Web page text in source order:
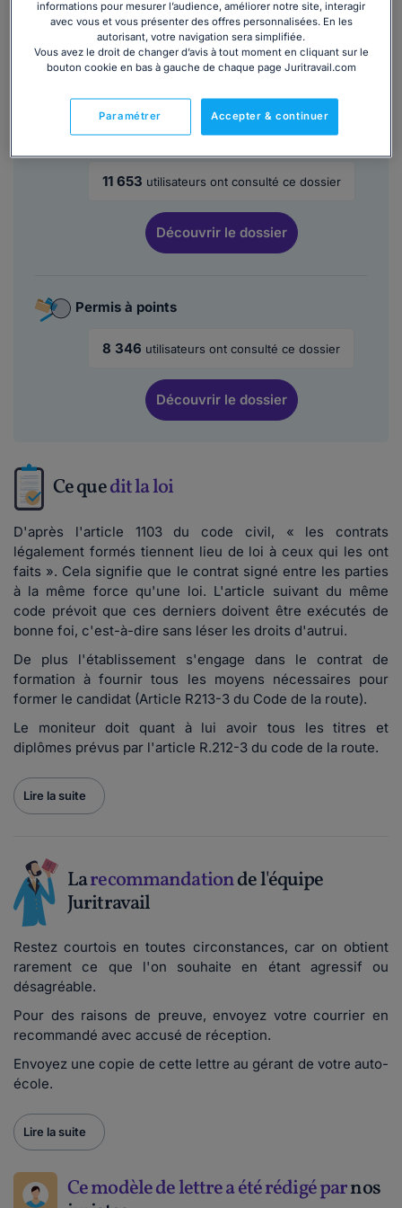
Cemodèle de lettreest inclus dans
plusieurs dossiers :
Recours en cas de conflit avec l’auto-école
11 653 utilisateurs ont consulté ce dossier
Découvrirle dossier
Permis à points
8 346 utilisateurs ont consulté ce dossier
Découvrirle dossier
Ce quedit la loi
D'après l'article 1103 du code civil, « les contrats
légalement formés tiennent lieu de loi à ceux qui les ont
faits ». Cela signifie que le contrat signé entre les parties
à la même force qu'une loi. L'article suivant du même
code prévoit que ces derniers doivent être exécutés de
bonne foi, c'est-à-dire sans léser les droits d'autrui.
De plus l'établissement s'engage dans le contrat de
formation à fournir tous les moyens nécessaires pour
former le candidat (Article R213-3 du Code de la route).
Le moniteur doit quant à lui avoir tous les titres et
diplômes prévus par l'article R.212-3 du code de la route.
Lire la suite
Larecommandationde l'équipe
Juritravail
Restez courtois en toutes circonstances, car on obtient
rarement ce que l'on souhaite en étant agressif ou
désagréable.
Pour des raisons de preuve, envoyez votre courrier en
recommandé avec accusé de réception.
Envoyez une copie de cette lettre au gérant de votre auto-
école.
Lire la suite
Ce modèle de lettre a été rédigé parnos
informations pour mesurer l’audience, améliorer notre site, interagir
avec vous et vous présenter des offres personnalisées. En les
autorisant, votre navigation sera simplifiée.
Vous avez le droit de changer d’avis à tout moment en cliquant sur le
bouton cookie en bas à gauche de chaque page Juritravail.com
Accepter & continuer
Paramétrer